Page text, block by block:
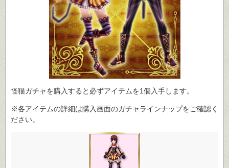
怪猫ガチャを購入すると必ずアイテムを1個入手します。
※各アイテムの詳細は購入画面のガチャラインナップをご確認く
ださい。